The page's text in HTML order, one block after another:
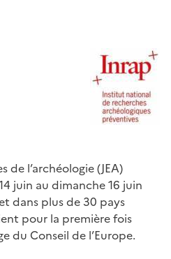
de l’archéologie (JEA)
juin au dimanche 16 juin
dans plus de 30 pays
pour la première fois
du Conseil de l’Europe.